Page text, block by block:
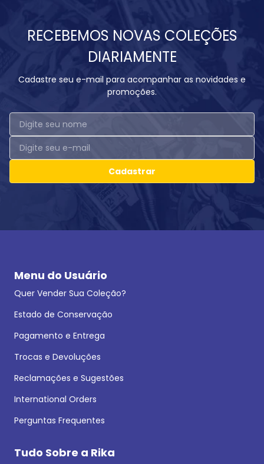
RECEBEMOS NOVAS COLEÇÕES
DIARIAMENTE
Cadastre seu e-mail para acompanhar as novidades e
promoções.
Cadastrar
Menu do Usuário
Quer Vender Sua Coleção?
Estado de Conservação
Pagamento e Entrega
Trocas e Devoluções
Reclamações e Sugestões
International Orders
Perguntas Frequentes
Tudo Sobre a Rika